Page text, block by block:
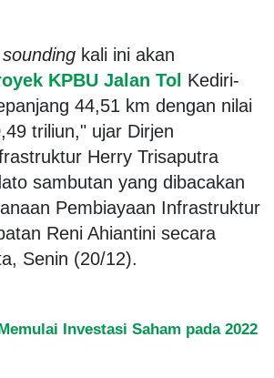
kali ini akan
KPBU Jalan Tol Kediri-
44,51 km dengan nilai
triliun," ujar Dirjen
Herry Trisaputra
sambutan yang dibacakan
Pembiayaan Infrastruktur
Reni Ahiantini secara
Senin (20/12).
Investasi Saham pada 2022